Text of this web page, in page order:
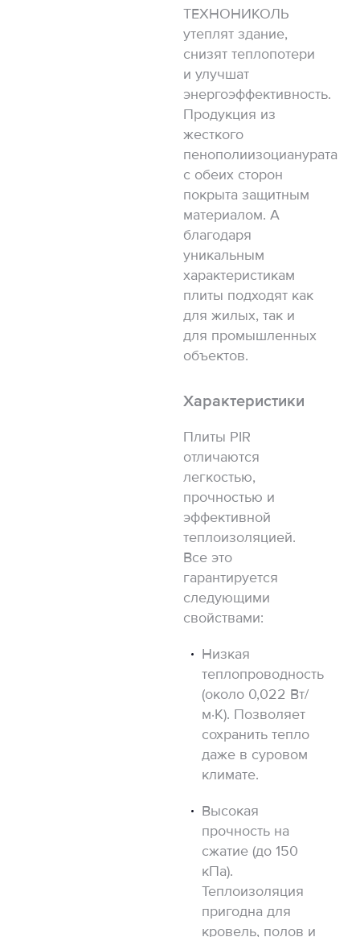
ТЕХНОНИКОЛЬ
утеплят здание,
снизят теплопотери
и улучшат
энергоэффективность.
Продукция из
жесткого
пенополиизоцианурата
с обеих сторон
покрыта защитным
материалом. А
благодаря
уникальным
характеристикам
плиты подходят как
для жилых, так и
для промышленных
объектов.
Характеристики
Плиты PIR
отличаются
легкостью,
прочностью и
эффективной
теплоизоляцией.
Все это
гарантируется
следующими
свойствами:
Низкая
теплопроводность
(около 0,022 Вт/
м·К). Позволяет
сохранить тепло
даже в суровом
климате.
Высокая
прочность на
сжатие (до 150
кПа).
Теплоизоляция
пригодна для
кровель, полов и